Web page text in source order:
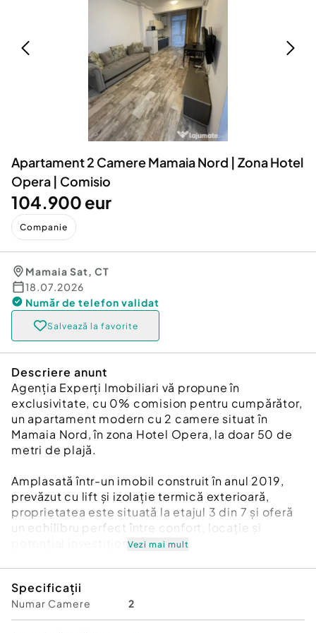
Animale de companie
Afaceri și echipamente profesionale
Inchiriere Bunuri si Vehicule
Utilaje agricole si industriale
Dacia Duster
Apartament 2 Camere Mamaia Nord | Zona Hotel
Opera | Comisio
104.900 eur
Companie
Mamaia Sat, CT
18.07.2026
Număr de telefon validat
Salvează la favorite
Descriere anunt
Agenția Experți Imobiliari vă propune în
exclusivitate, cu 0% comision pentru cumpărător,
un apartament modern cu 2 camere situat în
Mamaia Nord, în zona Hotel Opera, la doar 50 de
metri de plajă.
Amplasată într-un imobil construit în anul 2019,
prevăzut cu lift și izolație termică exterioară,
proprietatea este situată la etajul 3 din 7 și oferă
un echilibru perfect între confort, locație și
potențial investițional.
care se adaugă un balcon de 4,28 mp, fiind
complet mobilat și utilat, exact ca în fotografii.
Locuința este pregătită pentru mutare imediată
Vezi mai mult
Specificații
Numar Camere 2